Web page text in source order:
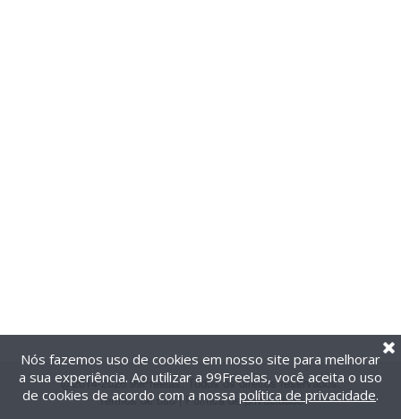
@2014-2026 99Freelas. Todos os direitos reservados.
Termos de uso| Política de privacidade
Nós fazemos uso de cookies em nosso site para melhorar
a sua experiência. Ao utilizar a 99Freelas, você aceita o uso
de cookies de acordo com a nossa política de privacidade.